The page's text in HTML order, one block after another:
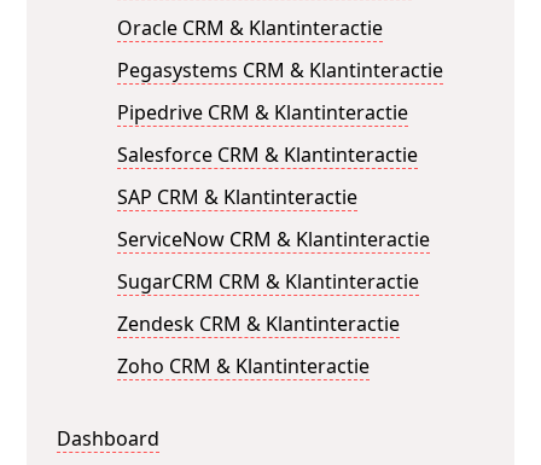
Oracle CRM & Klantinteractie
Pegasystems CRM & Klantinteractie
Pipedrive CRM & Klantinteractie
Salesforce CRM & Klantinteractie
SAP CRM & Klantinteractie
ServiceNow CRM & Klantinteractie
SugarCRM CRM & Klantinteractie
Zendesk CRM & Klantinteractie
Zoho CRM & Klantinteractie
Dashboard